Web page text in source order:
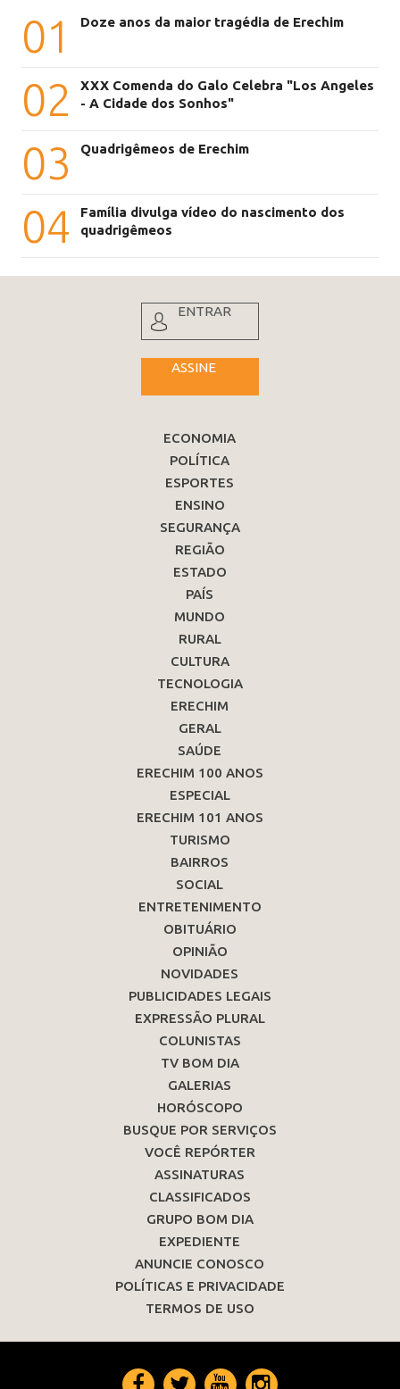
01 Doze anos da maior tragédia de Erechim
02
XXX Comenda do Galo Celebra "Los Angeles
- A Cidade dos Sonhos"
03 Quadrigêmeos de Erechim
04
Família divulga vídeo do nascimento dos
quadrigêmeos
ENTRAR
ASSINE
ECONOMIA
POLÍTICA
ESPORTES
ENSINO
SEGURANÇA
REGIÃO
ESTADO
PAÍS
MUNDO
RURAL
CULTURA
TECNOLOGIA
ERECHIM
GERAL
SAÚDE
ERECHIM 100 ANOS
ESPECIAL
ERECHIM 101 ANOS
TURISMO
BAIRROS
SOCIAL
ENTRETENIMENTO
OBITUÁRIO
OPINIÃO
NOVIDADES
PUBLICIDADES LEGAIS
EXPRESSÃO PLURAL
COLUNISTAS
TV BOM DIA
GALERIAS
HORÓSCOPO
BUSQUE POR SERVIÇOS
VOCÊ REPÓRTER
ASSINATURAS
CLASSIFICADOS
GRUPO BOM DIA
EXPEDIENTE
ANUNCIE CONOSCO
POLÍTICAS E PRIVACIDADE
TERMOS DE USO